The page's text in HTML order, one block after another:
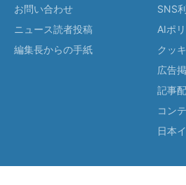
お問い合わせ
ニュース読者投稿
編集長からの手紙
SNS
AIポ
クッ
広告
記事
コン
日本